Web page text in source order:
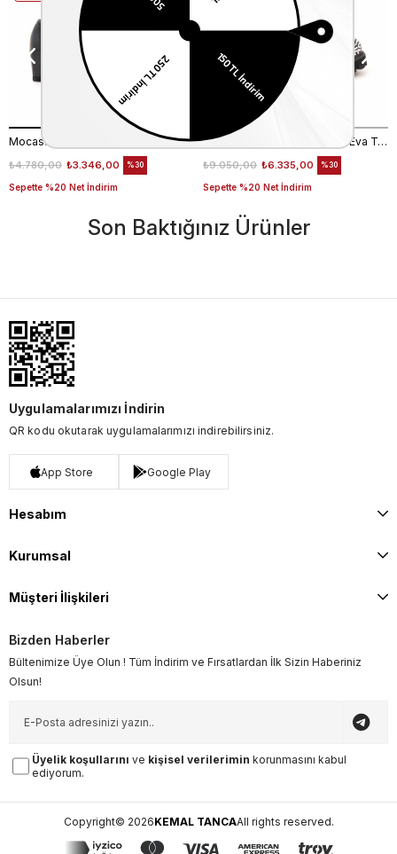
Mocassini Kadın Hakiki Deri Tpu Taban Siyah Günlük Ayakkabı
₺3.346,00
₺4.780,00
Sepette %20 Net İndirim
%30
Mocassini Kadın Hakiki Deri Eva Taban Beyaz Günlük Ayakkabı
₺6.335,00
₺9.050,00
Sepette %20 Net İndirim
%30
Son Baktığınız Ürünler
Uygulamalarımızı İndirin
QR kodu okutarak uygulamalarımızı indirebilirsiniz.
App Store Google Play
Hesabım
Kurumsal
Müşteri İlişkileri
Bizden Haberler
Bültenimize Üye Olun ! Tüm İndirim ve Fırsatlardan İlk Sizin Haberiniz
Olsun!
Üyelik koşullarını ve kişisel verilerimin korunmasını kabul
ediyorum.
Copyright© 2026KEMAL TANCAAll rights reserved.